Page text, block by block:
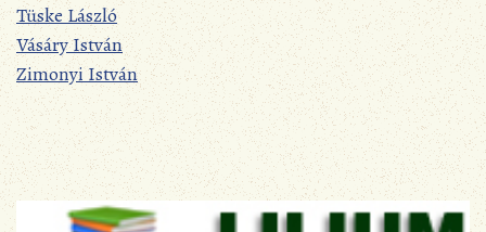
Tüske László
Vásáry István
Zimonyi István